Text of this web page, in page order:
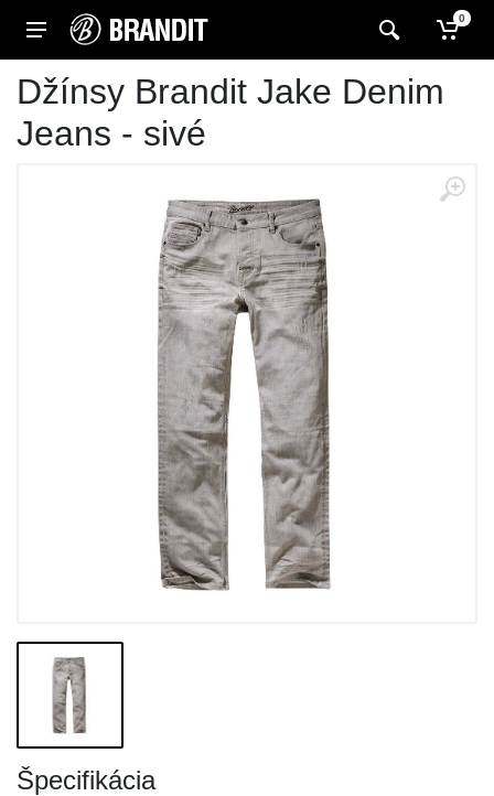
0
Džínsy Brandit Jake Denim
Jeans - sivé
Špecifikácia